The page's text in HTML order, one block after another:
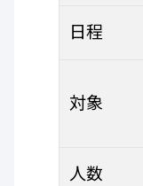
日程
対象
人数